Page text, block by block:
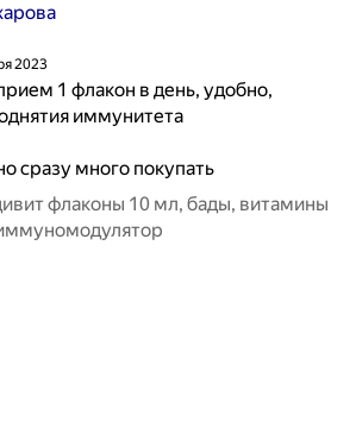
2023
1 флакон в день, удобно,
иммунитета
сразу много покупать
флаконы 10 мл, бады, витамины